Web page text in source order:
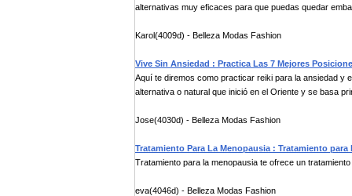
alternativas muy eficaces para que puedas quedar
Karol(4009d) - Belleza Modas Fashion
Vive Sin Ansiedad : Practica Las 7 Mejores
Aquí te diremos como practicar reiki para la ansiedad y
alternativa o natural que inició en el Oriente y se basa
Jose(4030d) - Belleza Modas Fashion
Tratamiento Para La Menopausia : Tratamiento
Tratamiento para la menopausia te ofrece un
eva(4046d) - Belleza Modas Fashion